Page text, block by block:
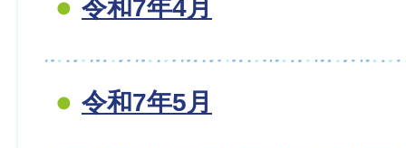
令和7年4月
令和7年5月